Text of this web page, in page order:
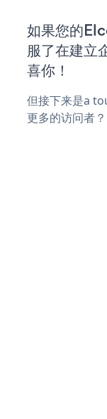
如果您的
服了在建立
喜你！
但接下来是a
更多的访问者？